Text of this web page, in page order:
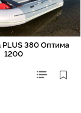
PLUS 380 Оптима
1200